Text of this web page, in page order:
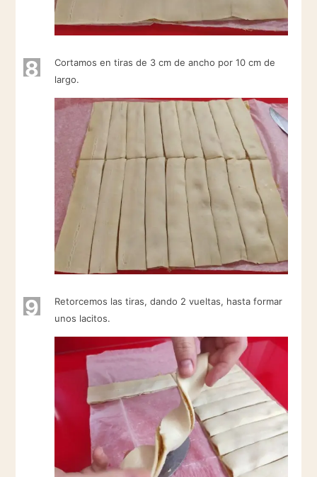
8
Cortamos en tiras de 3 cm de ancho por 10 cm de
largo.
9
Retorcemos las tiras, dando 2 vueltas, hasta formar
unos lacitos.